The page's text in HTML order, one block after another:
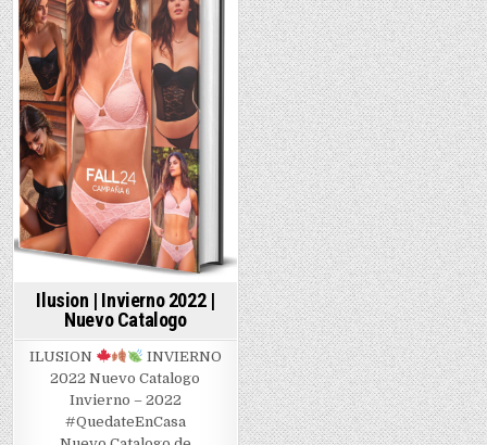
Ilusion | Invierno 2022 |
Nuevo Catalogo
ILUSION
INVIERNO
2022 Nuevo Catalogo
Invierno – 2022
#QuedateEnCasa